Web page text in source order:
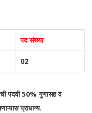
पद संख्या
02
पदवी 50% गुणासह व
प्राधान्य.